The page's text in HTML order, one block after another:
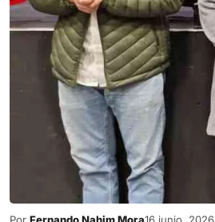
PorFernando Nahim Mora16 junio, 2026